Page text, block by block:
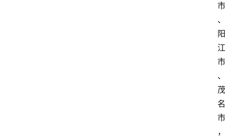
市
、
阳
江
市
、
茂
名
市
，